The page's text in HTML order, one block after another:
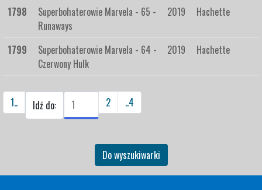
1798
Superbohaterowie Marvela - 65 -
Runaways
2019 Hachette
1799
Superbohaterowie Marvela - 64 -
Czerwony Hulk
2019 Hachette
1.. Idź do: 2 ..4
Do wyszukiwarki